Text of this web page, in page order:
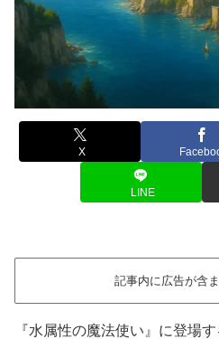
X
LINE
記事内に広告が含
『水属性の魔法使い』に登場